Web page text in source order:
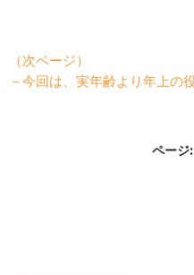
（次ページ）
－今回は、実年齢より年上の
ページ: